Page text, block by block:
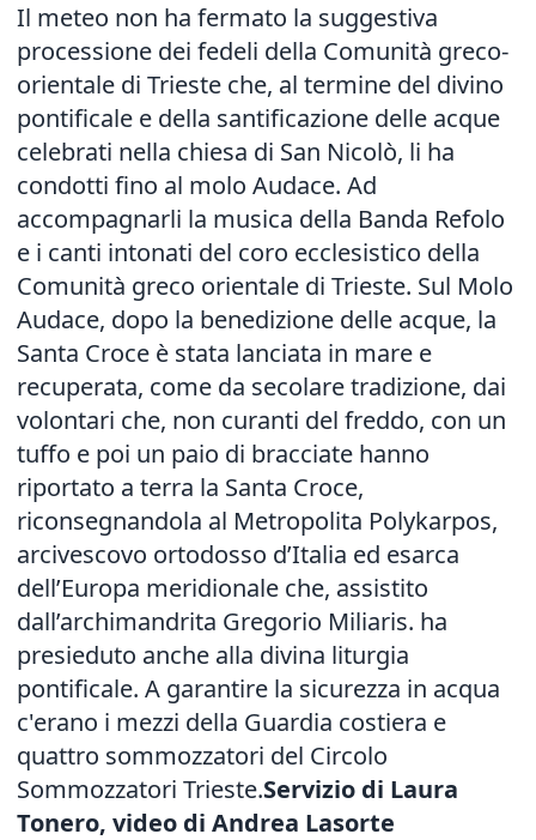
Il meteo non ha fermato la suggestiva
processione dei fedeli della Comunità greco-
orientale di Trieste che, al termine del divino
pontificale e della santificazione delle acque
celebrati nella chiesa di San Nicolò, li ha
condotti fino al molo Audace. Ad
accompagnarli la musica della Banda Refolo
e i canti intonati del coro ecclesistico della
Comunità greco orientale di Trieste. Sul Molo
Audace, dopo la benedizione delle acque, la
Santa Croce è stata lanciata in mare e
recuperata, come da secolare tradizione, dai
volontari che, non curanti del freddo, con un
tuffo e poi un paio di bracciate hanno
riportato a terra la Santa Croce,
riconsegnandola al Metropolita Polykarpos,
arcivescovo ortodosso d’Italia ed esarca
dell’Europa meridionale che, assistito
dall’archimandrita Gregorio Miliaris. ha
presieduto anche alla divina liturgia
pontificale. A garantire la sicurezza in acqua
c'erano i mezzi della Guardia costiera e
quattro sommozzatori del Circolo
Sommozzatori Trieste.Servizio di Laura
Tonero, video di Andrea Lasorte